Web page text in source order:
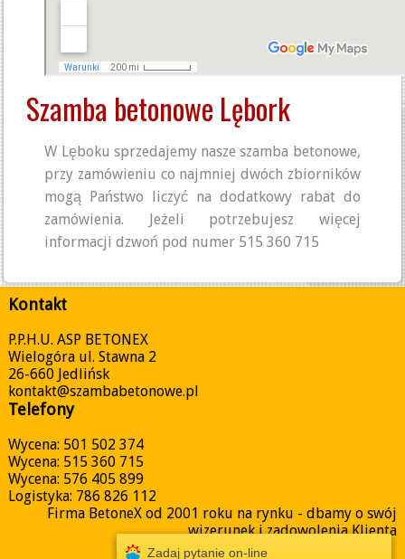
Szamba betonowe Lębork
W Lęboku sprzedajemy nasze szamba betonowe,
przy zamówieniu co najmniej dwóch zbiorników
mogą Państwo liczyć na dodatkowy rabat do
zamówienia. Jeżeli potrzebujesz więcej
informacji dzwoń pod numer 515 360 715
Kontakt
P.P.H.U. ASP BETONEX
Wielogóra ul. Stawna 2
26-660 Jedlińsk
kontakt@szambabetonowe.pl
Telefony
Wycena: 501 502 374
Wycena: 515 360 715
Wycena: 576 405 899
Logistyka: 786 826 112
Firma BetoneX od 2001 roku na rynku - dbamy o swój
wizerunek i zadowolenia Klienta
Zadaj pytanie on-line